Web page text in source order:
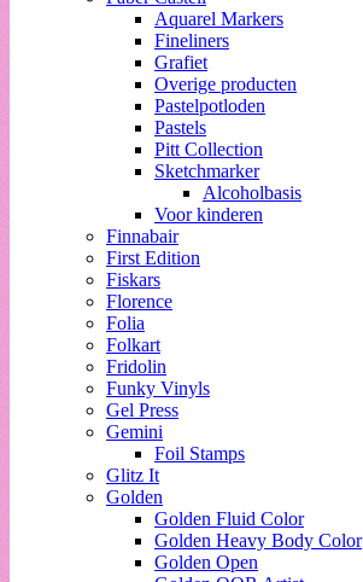
Aquarel Markers
Fineliners
Grafiet
Overige producten
Pastelpotloden
Pastels
Pitt Collection
Sketchmarker
Alcoholbasis
Voor kinderen
Finnabair
First Edition
Fiskars
Florence
Folia
Folkart
Fridolin
Funky Vinyls
Gel Press
Gemini
Foil Stamps
Glitz It
Golden
Golden Fluid Color
Golden Heavy Body Color
Golden Open